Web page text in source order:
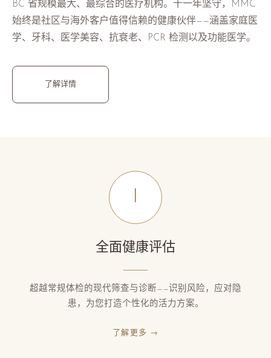
BC 省规模最大、最综合的医疗机构。十一年坚守，MMC
始终是社区与海外客户值得信赖的健康伙伴——涵盖家庭医
学、牙科、医学美容、抗衰老、PCR 检测以及功能医学。
了解详情
I
全面健康评估
超越常规体检的现代筛查与诊断——识别风险，应对隐
患，为您打造个性化的活力方案。
了解更多 →